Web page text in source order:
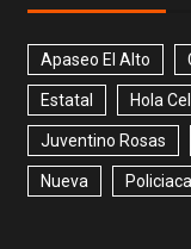
Apaseo El Alto
Estatal Hola
Juventino Rosas
Nueva Policiaca